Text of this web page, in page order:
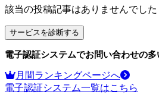
該当の投稿記事はありませんでした
サービスを診断する
電子認証システムでお問い合わせの多
月間ランキングページへ
電子認証システム一覧はこちら